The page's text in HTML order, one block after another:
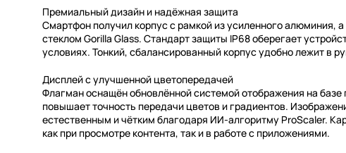
Премиальный дизайн и надёжная защита
Смартфон получил корпус с рамкой из усиленного алюминия,
стеклом Gorilla Glass. Стандарт защиты IP68 оберегает
условиях. Тонкий, сбалансированный корпус удобно лежит в
Дисплей с улучшенной цветопередачей
Флагман оснащён обновлённой системой отображения на базе
повышает точность передачи цветов и градиентов.
естественным и чётким благодаря ИИ-алгоритму ProScaler.
как при просмотре контента, так и в работе с приложениями.